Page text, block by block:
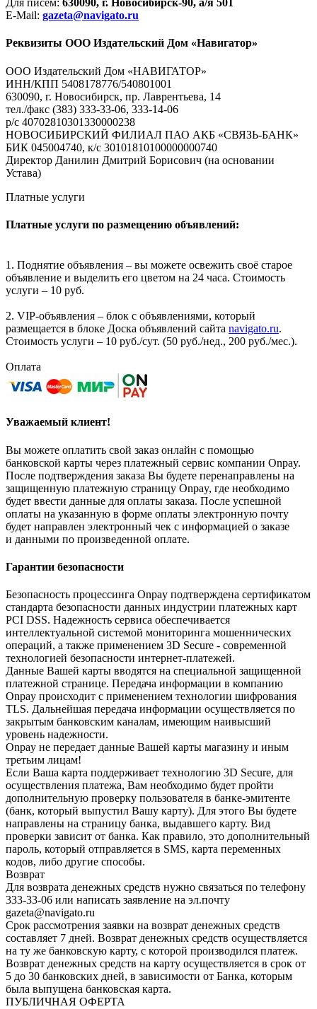
Для писем: 630090, г. Новосибирск-90, а/я 501
E-Mail: gazeta@navigato.ru
Реквизиты ООО Издательский Дом «Навигатор»
ООО Издательский Дом «НАВИГАТОР»
ИНН/КПП 5408178776/540801001
630090, г. Новосибирск, пр. Лаврентьева, 14
тел./факс (383) 333-33-06, 333-14-06
р/с 40702810301330000238
НОВОСИБИРСКИЙ ФИЛИАЛ ПАО АКБ «СВЯЗЬ-БАНК»
БИК 045004740, к/с 30101810100000000740
Директор Данилин Дмитрий Борисович (на основании
Устава)
Платные услуги
Платные услуги по размещению объявлений:
1. Поднятие объявления – вы можете освежить своё старое
объявление и выделить его цветом на 24 часа. Стоимость
услуги – 10 руб.
2. VIP-объявления – блок с объявлениями, который
размещается в блоке Доска объявлений сайта navigato.ru.
Стоимость услуги – 10 руб./сут. (50 руб./нед., 200 руб./мес.).
Оплата
Уважаемый клиент!
Вы можете оплатить свой заказ онлайн с помощью
банковской карты через платежный сервис компании Onpay.
После подтверждения заказа Вы будете перенаправлены на
защищенную платежную страницу Onpay, где необходимо
будет ввести данные для оплаты заказа. После успешной
оплаты на указанную в форме оплаты электронную почту
будет направлен электронный чек с информацией о заказе
и данными по произведенной оплате.
Гарантии безопасности
Безопасность процессинга Onpay подтверждена сертификатом
стандарта безопасности данных индустрии платежных карт
PCI DSS. Надежность сервиса обеспечивается
интеллектуальной системой мониторинга мошеннических
операций, а также применением 3D Secure - современной
технологией безопасности интернет-платежей.
Данные Вашей карты вводятся на специальной защищенной
платежной странице. Передача информации в компанию
Onpay происходит с применением технологии шифрования
TLS. Дальнейшая передача информации осуществляется по
закрытым банковским каналам, имеющим наивысший
уровень надежности.
Onpay не передает данные Вашей карты магазину и иным
третьим лицам!
Если Ваша карта поддерживает технологию 3D Secure, для
осуществления платежа, Вам необходимо будет пройти
дополнительную проверку пользователя в банке-эмитенте
(банк, который выпустил Вашу карту). Для этого Вы будете
направлены на страницу банка, выдавшего карту. Вид
проверки зависит от банка. Как правило, это дополнительный
пароль, который отправляется в SMS, карта переменных
кодов, либо другие способы.
Возврат
Для возврата денежных средств нужно связаться по телефону
333-33-06 или написать заявление на эл.почту
gazeta@navigato.ru
Срок рассмотрения заявки на возврат денежных средств
составляет 7 дней. Возврат денежных средств осуществляется
на ту же банковскую карту, с которой производился платеж.
Возврат денежных средств на карту осуществляется в срок от
5 до 30 банковских дней, в зависимости от Банка, которым
была выпущена банковская карта.
ПУБЛИЧНАЯ ОФЕРТА